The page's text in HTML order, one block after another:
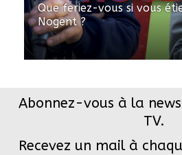
Que feriez-vous si vous
Nogent ?
Abonnez-vous à la
TV.
Recevez un mail à